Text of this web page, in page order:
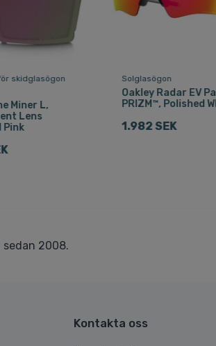
skidglasögon
Miner L,
Lens
Pink
Solglasögon
Oakley Radar EV
PRIZM™, Polished
1.982 SEK
sedan 2008.
Kontakta oss